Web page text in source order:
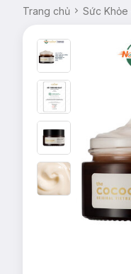
Trang chủ Sức Khỏe